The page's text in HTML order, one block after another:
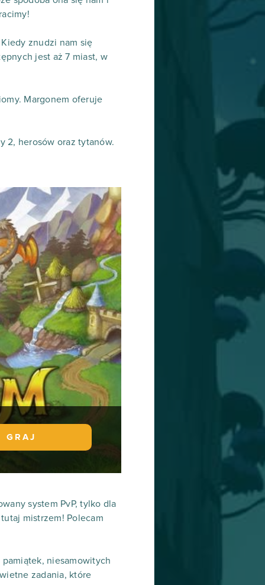
znudzi nam się
jest aż 7 miast, w
Margonem oferuje
2, herosów oraz tytanów.
GRAJ
system PvP, tylko dla
mistrzem! Polecam
niesamowitych
zadania, które